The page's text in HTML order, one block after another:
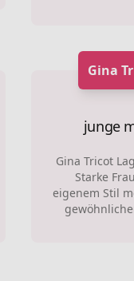
Gina
junge
Gina Tricot
Starke
eigenem Stil